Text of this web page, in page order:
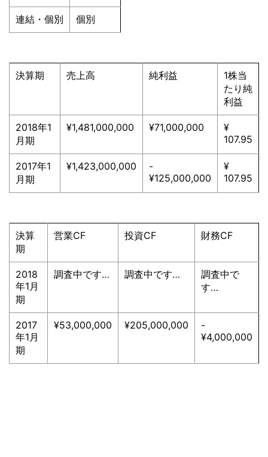
連結・個別 個別
決算期 売上高 純利益
1株当
たり純
利益
2018年1
月期
¥1,481,000,000 ¥71,000,000
¥
107.95
2017年1
月期
¥1,423,000,000
-
¥125,000,000
¥
107.95
決算
期
営業CF 投資CF 財務CF
2018
年1月
期
調査中です… 調査中です…
調査中で
す…
2017
年1月
期
¥53,000,000 ¥205,000,000
-
¥4,000,000